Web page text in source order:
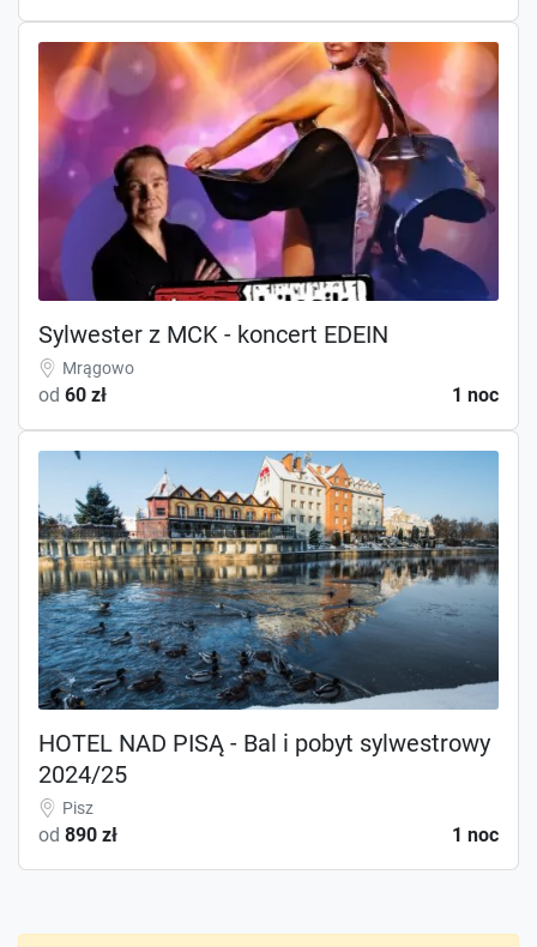
Sylwester z MCK - koncert EDEIN
Mrągowo
od 60 zł 1 noc
HOTEL NAD PISĄ - Bal i pobyt sylwestrowy
2024/25
Pisz
od 890 zł 1 noc